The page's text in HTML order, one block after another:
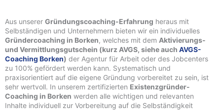
Aus unserer Gründungscoaching-Erfahrung heraus mit
Selbständigen und Unternehmern bieten wir ein individuelles
Gründercoaching in Borken, welches mit dem Aktivierungs-
und Vermittlungsgutschein (kurz AVGS, siehe auch AVGS-
Coaching Borken) der Agentur für Arbeit oder des Jobcenters
zu 100% gefördert werden kann. Systematisch und
praxisorientiert auf die eigene Gründung vorbereitet zu sein, ist
sehr wertvoll. In unserem zertifizierten Existenzgründer-
Coaching in Borken werden alle wichtigen und relevanten
Inhalte individuell zur Vorbereitung auf die Selbständigkeit